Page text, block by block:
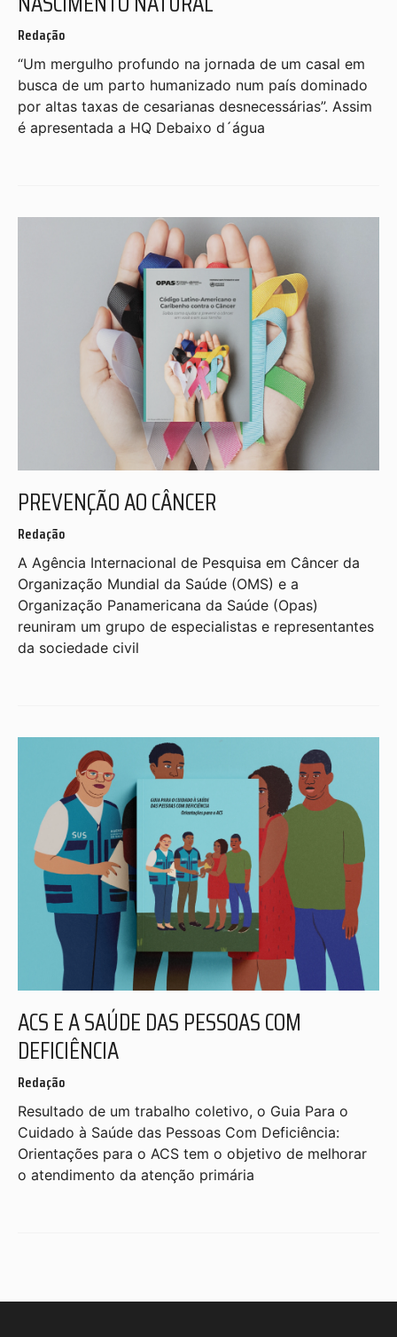
Redação
“Um mergulho profundo na jornada de um casal em
busca de um parto humanizado num país dominado
por altas taxas de cesarianas desnecessárias”. Assim
é apresentada a HQ Debaixo d´água
PREVENÇÃO AO CÂNCER
Redação
A Agência Internacional de Pesquisa em Câncer da
Organização Mundial da Saúde (OMS) e a
Organização Panamericana da Saúde (Opas)
reuniram um grupo de especialistas e representantes
da sociedade civil
ACS E A SAÚDE DAS PESSOAS COM
DEFICIÊNCIA
Redação
Resultado de um trabalho coletivo, o Guia Para o
Cuidado à Saúde das Pessoas Com Deficiência:
Orientações para o ACS tem o objetivo de melhorar
o atendimento da atenção primária